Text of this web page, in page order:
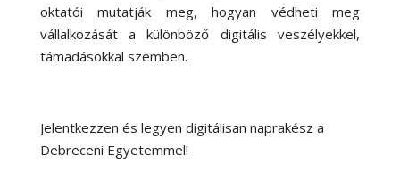
oktatói mutatják meg, hogyan védheti meg
vállalkozását a különböző digitális veszélyekkel,
támadásokkal szemben.
Jelentkezzen és legyen digitálisan naprakész a
Debreceni Egyetemmel!